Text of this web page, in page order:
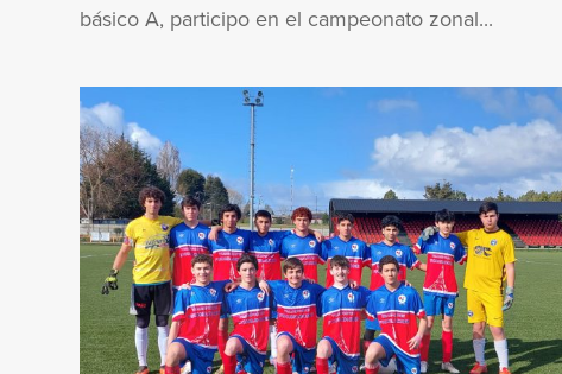
básico A, participo en el campeonato zonal...